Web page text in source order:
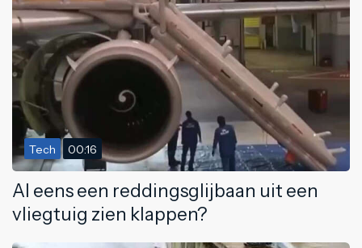
Tech 00:16
Al eens een reddingsglijbaan uit een
vliegtuig zien klappen?